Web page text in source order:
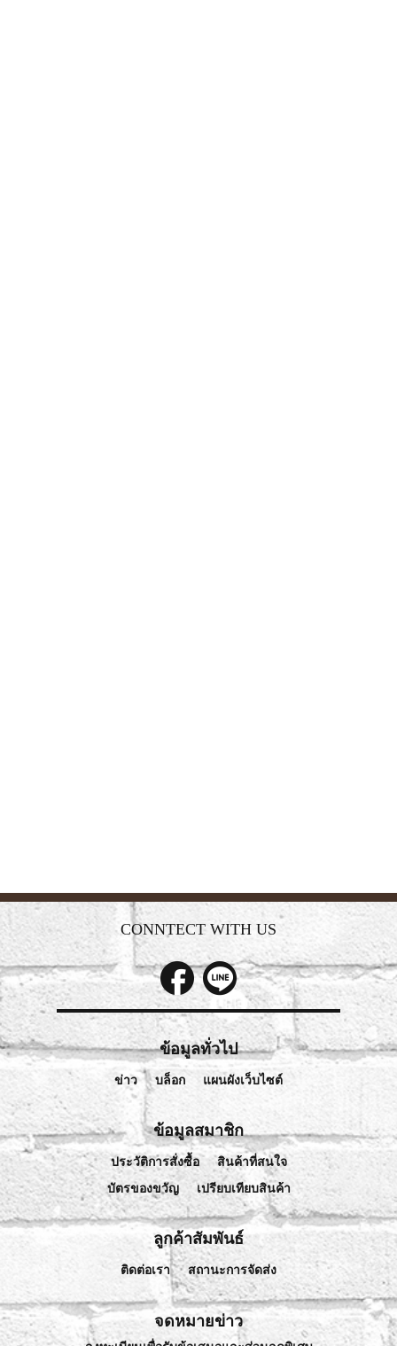
CONNTECT WITH US
ข้อมูลทั่วไป
ข่าว บล็อก แผนผังเว็บไซต์
ข้อมูลสมาชิก
ประวัติการสั่งซื้อ
สินค้าที่สนใจ
บัตรของขวัญ
เปรียบเทียบสินค้า
ลูกค้าสัมพันธ์
ติดต่อเรา สถานะการจัดส่ง
จดหมายข่าว